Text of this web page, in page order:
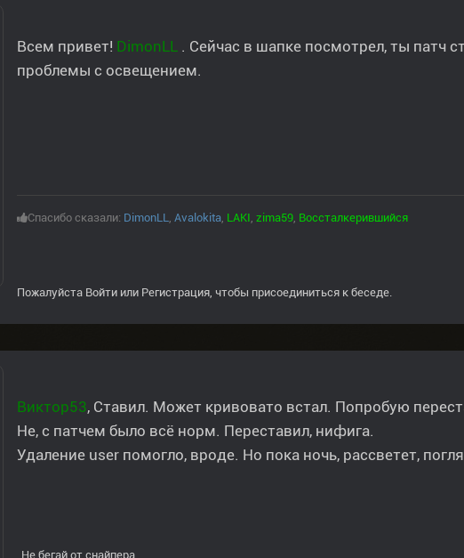
Всем привет! DimonLL . Сейчас в шапке посмотрел, ты патч
проблемы с освещением.
Спасибо сказали: DimonLL, Avalokita, LAKI, zima59, Воссталкерившийся
Пожалуйста Войти или Регистрация, чтобы присоединиться к беседе.
Виктор53, Ставил. Может кривовато встал. Попробую
Не, с патчем было всё норм. Переставил, нифига.
Удаление user помогло, вроде. Но пока ночь, рассветет,
Не бегай от снайпера...